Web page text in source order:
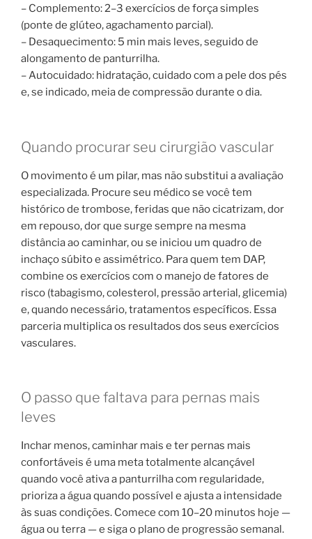
– Complemento: 2–3 exercícios de força simples
(ponte de glúteo, agachamento parcial).
– Desaquecimento: 5 min mais leves, seguido de
alongamento de panturrilha.
– Autocuidado: hidratação, cuidado com a pele dos pés
e, se indicado, meia de compressão durante o dia.
Quando procurar seu cirurgião vascular
O movimento é um pilar, mas não substitui a avaliação
especializada. Procure seu médico se você tem
histórico de trombose, feridas que não cicatrizam, dor
em repouso, dor que surge sempre na mesma
distância ao caminhar, ou se iniciou um quadro de
inchaço súbito e assimétrico. Para quem tem DAP,
combine os exercícios com o manejo de fatores de
risco (tabagismo, colesterol, pressão arterial, glicemia)
e, quando necessário, tratamentos específicos. Essa
parceria multiplica os resultados dos seus exercícios
vasculares.
O passo que faltava para pernas mais
leves
Inchar menos, caminhar mais e ter pernas mais
confortáveis é uma meta totalmente alcançável
quando você ativa a panturrilha com regularidade,
prioriza a água quando possível e ajusta a intensidade
às suas condições. Comece com 10–20 minutos hoje —
água ou terra — e siga o plano de progressão semanal.